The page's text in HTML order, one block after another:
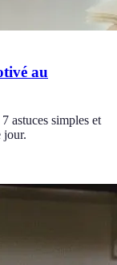
au
astuces simples et
jour.